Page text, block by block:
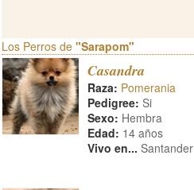
Los Perros de "Sarapom"
Casandra
Raza: Pomerania
Pedigree: Si
Sexo: Hembra
Edad: 14 años
Vivo en... Santander